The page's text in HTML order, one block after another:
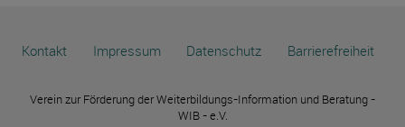
Kontakt Impressum Datenschutz Barrierefreiheit
Verein zur Förderung der Weiterbildungs-Information und Beratung -
WIB - e.V.